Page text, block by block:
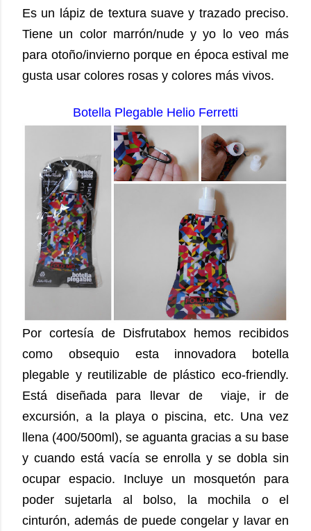
Es un lápiz de textura suave y trazado preciso.
Tiene un color marrón/nude y yo lo veo más
para otoño/invierno porque en época estival me
gusta usar colores rosas y colores más vivos.
Botella Plegable Helio Ferretti
Por cortesía de Disfrutabox hemos recibidos
como obsequio esta innovadora botella
plegable y reutilizable de plástico eco-friendly.
Está diseñada para llevar de viaje, ir de
excursión, a la playa o piscina, etc. Una vez
llena (400/500ml), se aguanta gracias a su base
y cuando está vacía se enrolla y se dobla sin
ocupar espacio. Incluye un mosquetón para
poder sujetarla al bolso, la mochila o el
cinturón, además de puede congelar y lavar en